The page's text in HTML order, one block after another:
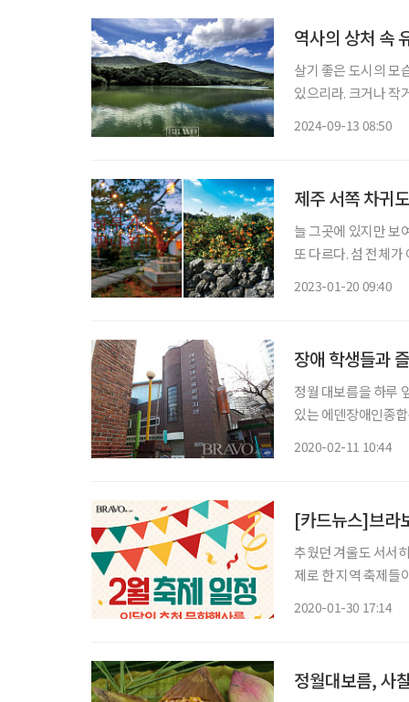
역사의 상처 속
살기 좋은 도시의 모
있으리라. 크거나 작
2024-09-13 08:50
제주 서쪽 차귀
늘 그곳에 있지만 보
또 다르다. 섬 전체가
2023-01-20 09:40
장애 학생들과
정월 대보름을 하루
있는 에덴장애인종
2020-02-11 10:44
[카드뉴스]브라
추웠던 겨울도 서서
제로 한 지역 축제들
2020-01-30 17:14
정월대보름, 사